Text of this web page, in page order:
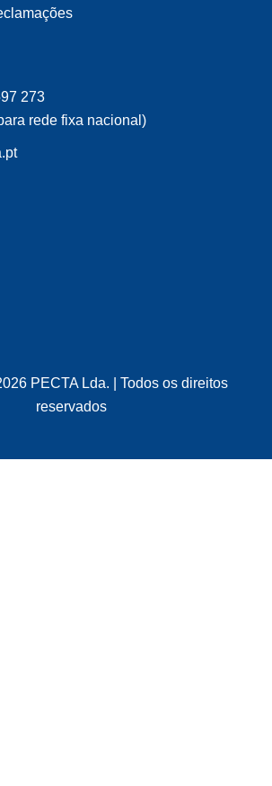
273
rede fixa nacional)
PECTA Lda. | Todos os direitos
reservados